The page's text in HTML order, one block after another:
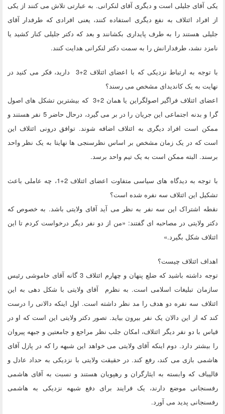
یکی آقای جلیلی است و دیگری آقای لنکرانی. به عبارتی تلاش می کنند از یکی
از افراد ائتلاف به نفع دیگری استفاده کنند، یعنی افرادی که طرفدار آقای
جلیلی هستند را به طرف پایداری بکشانند و بعد که دکتر جلیلی کنار کشید یا
نامزد نشد، طرفدارانش را به سمت دکتر لنکرانی هدایت کنند.
با توجه به ارتباط نزدیکی که با اعضای ائتلاف 2+3 دارید، فکر می کنید در
نهایت به یک کاندیدای مشخص می رسند؟
اعضای ائتلاف فراگیر اصولگراین یا همان 2+3 که بیشترین تشکل های اصول
گرا و بدنه اجتماعی این جریان را در بر می گیرد، درحال حاضر 5 نفر هستند و
ممکن است افراد دیگری به ائتلاف اضافه شوند. توافق درونی ائتلاف این
است که در یک زمان مشخص بر اساس نظرسنجی ها نهایتا به یک نظر واحد
برسند. البته ممکن است به یک تیم واحد برسد.
با توجه به دیدگاه های سیاسی متفاوت اعضای ائتلاف 2+1، چه عاملی باعث
تشکیل این ائتلاف سه نفره شده است؟
نقطه اشتراک این سه نفر به نظر می آید آقای ولایتی باشد. به خصوص که
دکتر ولایتی در مصاحبه ای گفتند: «من از دو نفر دیگر درخواست کردم تا این
ائتلاف شکل بگیرد.»
اهداف ائتلاف چیست؟
توجه داشته باشید که ضلع پنهان و چهارم ائتلاف 3 گانه آقای خاموشی رئیس
سازمان تبلیغات اسلامی است. به نظرم آقای ولایتی با شکل دهی به این
ائتلاف سه نفره دو هدف را مد نظر داشته است. اول اینکه دالانی را درست
کند که از این دالان یک نفر بیرون بیاید. تصور دکتر ولایتی این است که او در
قیاس با دو نفر دیگر ائتلاف، امکان جلب نظر مراجع و جامعتین و جبهه پیروان
را بیشتر دارد. دوم اینکه آقای ولایتی می خواهد این شبهه را که در پازل آقای
هاشمی بازی می کند، رفع کند. در حقیقت ولایتی با نزدیکی به حداد عادل و
قالیباف که وابسته به ایثارگران و رهپویان هستند و نسبت به آقای هاشمی
رفسنجانی موضع دارند، یک فرایند برای دفع شبهه نزدیکی به هاشمی
رفسنجانی پدید می آورد.